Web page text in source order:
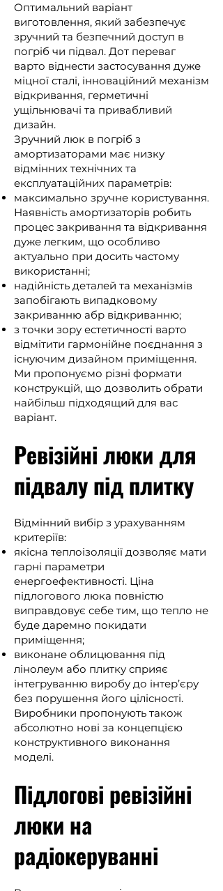
Оптимальний варіант
виготовлення, який забезпечує
зручний та безпечний доступ в
погріб чи підвал. Дот переваг
варто віднести застосування дуже
міцної сталі, інноваційний механізм
відкривання, герметичні
ущільнювачі та привабливий
дизайн.
Зручний люк в погріб з
амортизаторами має низку
відмінних технічних та
експлуатаційних параметрів:
максимально зручне користування.
Наявність амортизаторів робить
процес закривання та відкривання
дуже легким, що особливо
актуально при досить частому
використанні;
надійність деталей та механізмів
запобігають випадковому
закриванню абр відкриванню;
з точки зору естетичності варто
відмітити гармонійне поєднання з
існуючим дизайном приміщення.
Ми пропонуємо різні формати
конструкцій, що дозволить обрати
найбільш підходящий для вас
варіант.
Ревізійні люки для
підвалу під плитку
Відмінний вибір з урахуванням
критеріїв:
якісна теплоізоляції дозволяє мати
гарні параметри
енергоефективності. Ціна
підлогового люка повністю
виправдовує себе тим, що тепло не
буде даремно покидати
приміщення;
виконане облицювання під
лінолеум або плитку сприяє
інтегруванню виробу до інтер’єру
без порушення його цілісності.
Виробники пропонують також
абсолютно нові за концепцією
конструктивного виконання
моделі.
Підлогові ревізійні
люки на
радіокеруванні